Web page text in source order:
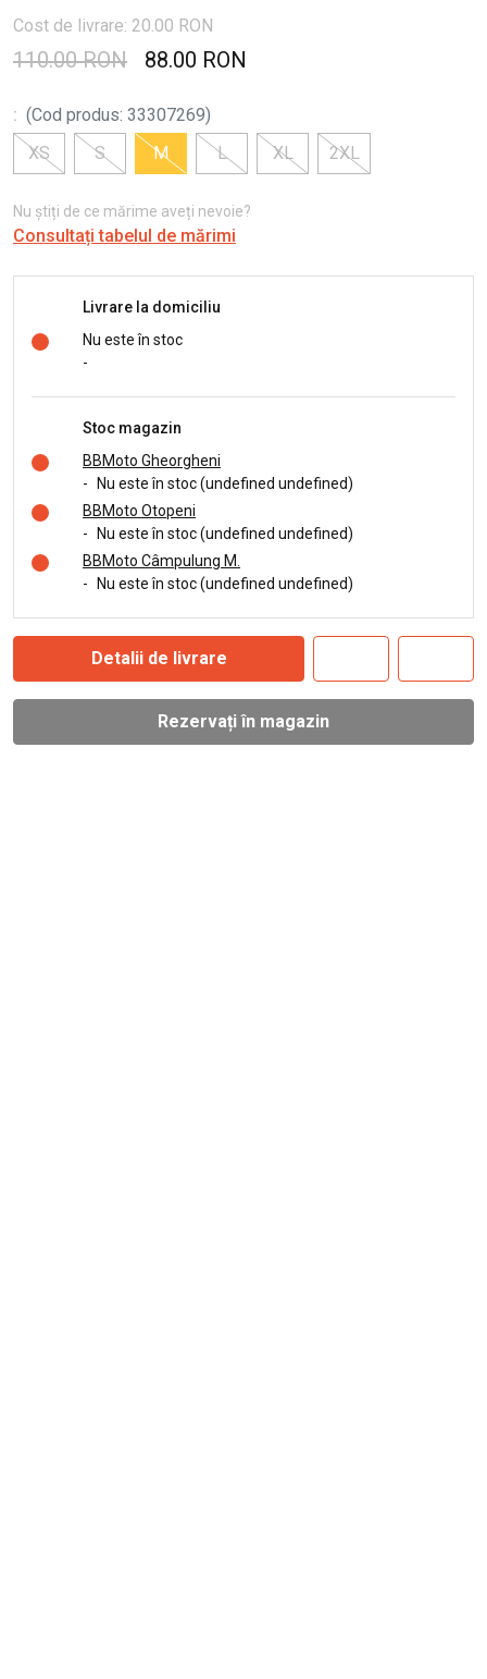
Cost de livrare: 20.00 RON
110.00 RON 88.00 RON
: (Cod produs: 33307269)
XS
S M L XL 2XL
Nu știți de ce mărime aveți nevoie?
Consultați tabelul de mărimi
Livrare la domiciliu
Nu este în stoc
-
Stoc magazin
BBMoto Gheorgheni
-
Nu este în stoc (undefined undefined)
BBMoto Otopeni
-
Nu este în stoc (undefined undefined)
BBMoto Câmpulung M.
-
Nu este în stoc (undefined undefined)
Detalii de livrare
Rezervați în magazin